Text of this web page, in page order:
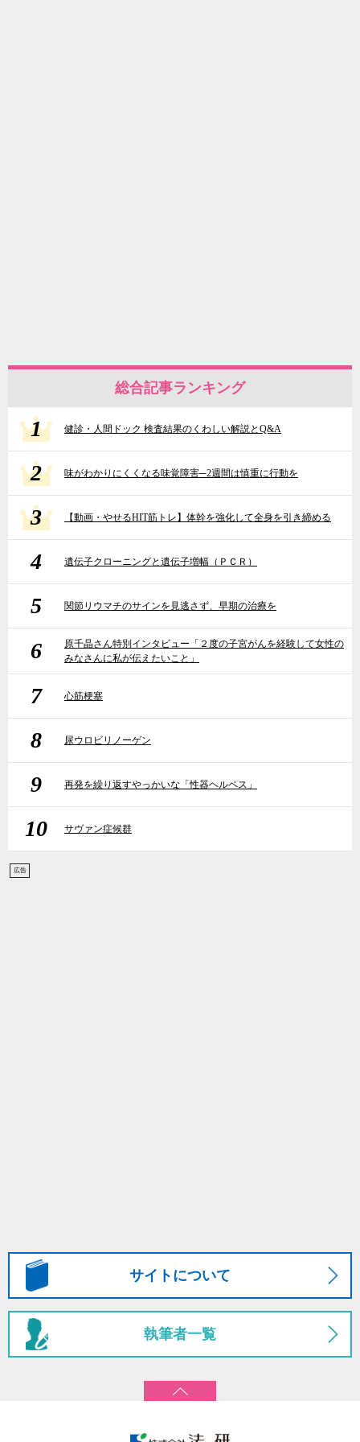
総合記事ランキング
1 健診・人間ドック 検査結果のくわしい解説とQ&A
2 味がわかりにくくなる味覚障害─2週間は慎重に行動を
3 【動画・やせるHIT筋トレ】体幹を強化して全身を引き締める
4 遺伝子クローニングと遺伝子増幅（ＰＣＲ）
5 関節リウマチのサインを見逃さず、早期の治療を
6
原千晶さん特別インタビュー「２度の子宮がんを経験して女性の
みなさんに私が伝えたいこと」
7 心筋梗塞
8 尿ウロビリノーゲン
9 再発を繰り返すやっかいな「性器ヘルペス」
10 サヴァン症候群
広告
サイトについて
執筆者一覧